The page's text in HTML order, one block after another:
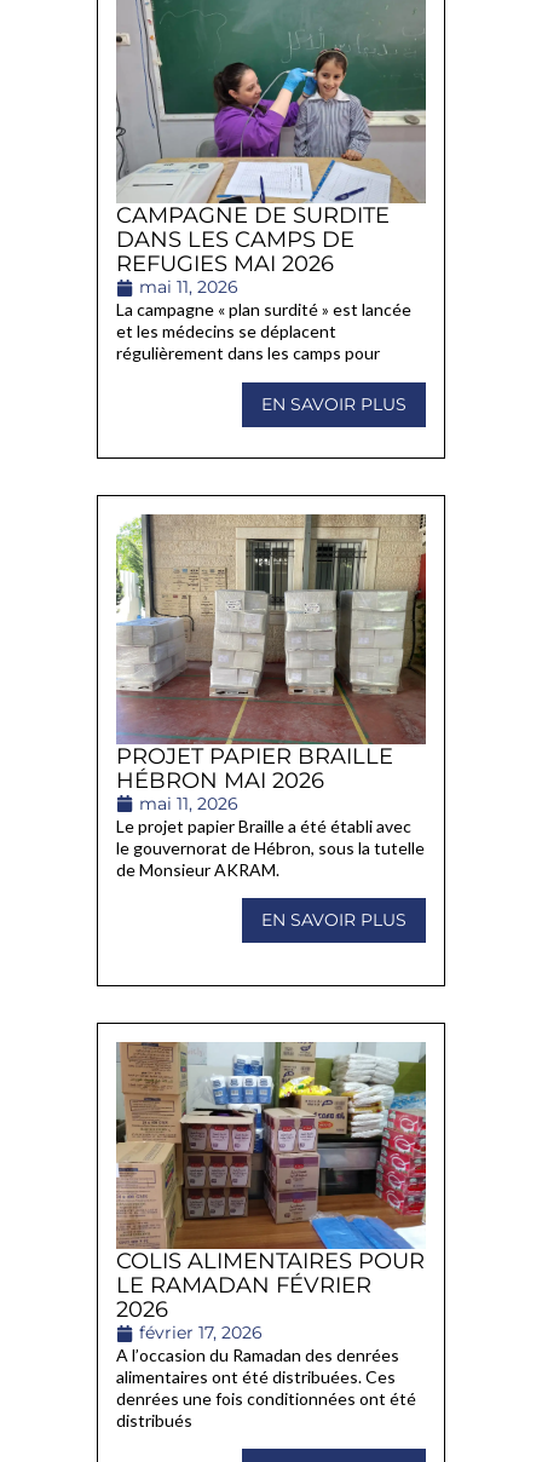
CAMPAGNE DE SURDITE
DANS LES CAMPS DE
REFUGIES MAI 2026
mai 11, 2026
La campagne « plan surdité » est lancée
et les médecins se déplacent
régulièrement dans les camps pour
EN SAVOIR PLUS
PROJET PAPIER BRAILLE
HÉBRON MAI 2026
mai 11, 2026
Le projet papier Braille a été établi avec
le gouvernorat de Hébron, sous la tutelle
de Monsieur AKRAM.
EN SAVOIR PLUS
COLIS ALIMENTAIRES POUR
LE RAMADAN FÉVRIER
2026
février 17, 2026
A l’occasion du Ramadan des denrées
alimentaires ont été distribuées. Ces
denrées une fois conditionnées ont été
distribués